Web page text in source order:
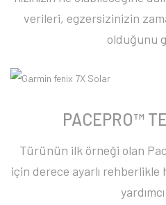
verileri, egzersizinizin
olduğunu
PACEPRO™
Türünün ilk örneği olan
için derece ayarlı rehberlikle